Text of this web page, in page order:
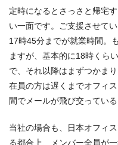
定時になるとさっさと帰宅
い一面です。ご支援させて
17時45分までが就業時間。
ますが、基本的に18時くら
で、それ以降はまずつかま
在員の方は遅くまでオフィ
間でメールが飛び交っている
当社の場合も、日本オフィ
る都合上、メンバー全員が